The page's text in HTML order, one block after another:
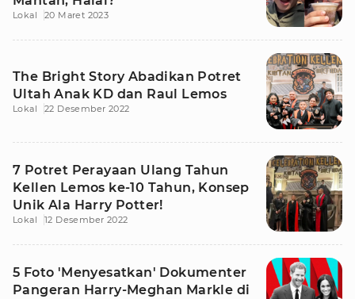
Lokal 20 Maret 2023
The Bright Story Abadikan Potret
Ultah Anak KD dan Raul Lemos
Lokal 22 Desember 2022
7 Potret Perayaan Ulang Tahun
Kellen Lemos ke-10 Tahun, Konsep
Unik Ala Harry Potter!
Lokal 12 Desember 2022
5 Foto 'Menyesatkan' Dokumenter
Pangeran Harry-Meghan Markle di